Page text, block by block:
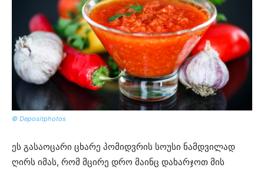
© Depositphotos
ეს გასაოცარი ცხარე პომიდვრის სოუსი ნამდვილად
ღირს იმას, რომ მცირე დრო მაინც დახარჯოთ მის